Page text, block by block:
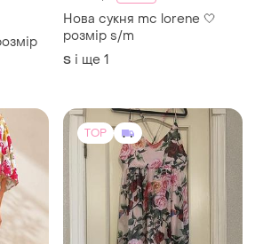
6 1650 грн
Dolce & Gabbana
різнокольоровими
барвистими квітами літа
XХS і ще 3